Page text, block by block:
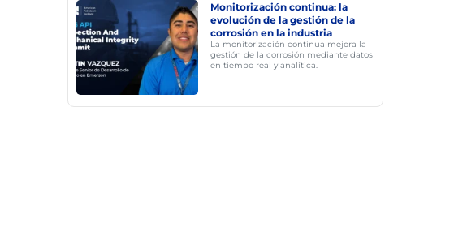
Monitorización continua: la
evolución de la gestión de la
corrosión en la industria
La monitorización continua mejora la
gestión de la corrosión mediante datos
en tiempo real y analítica.